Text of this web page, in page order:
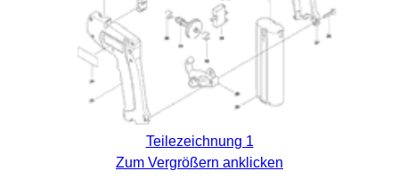
Teilezeichnung 1
Zum Vergrößern anklicken